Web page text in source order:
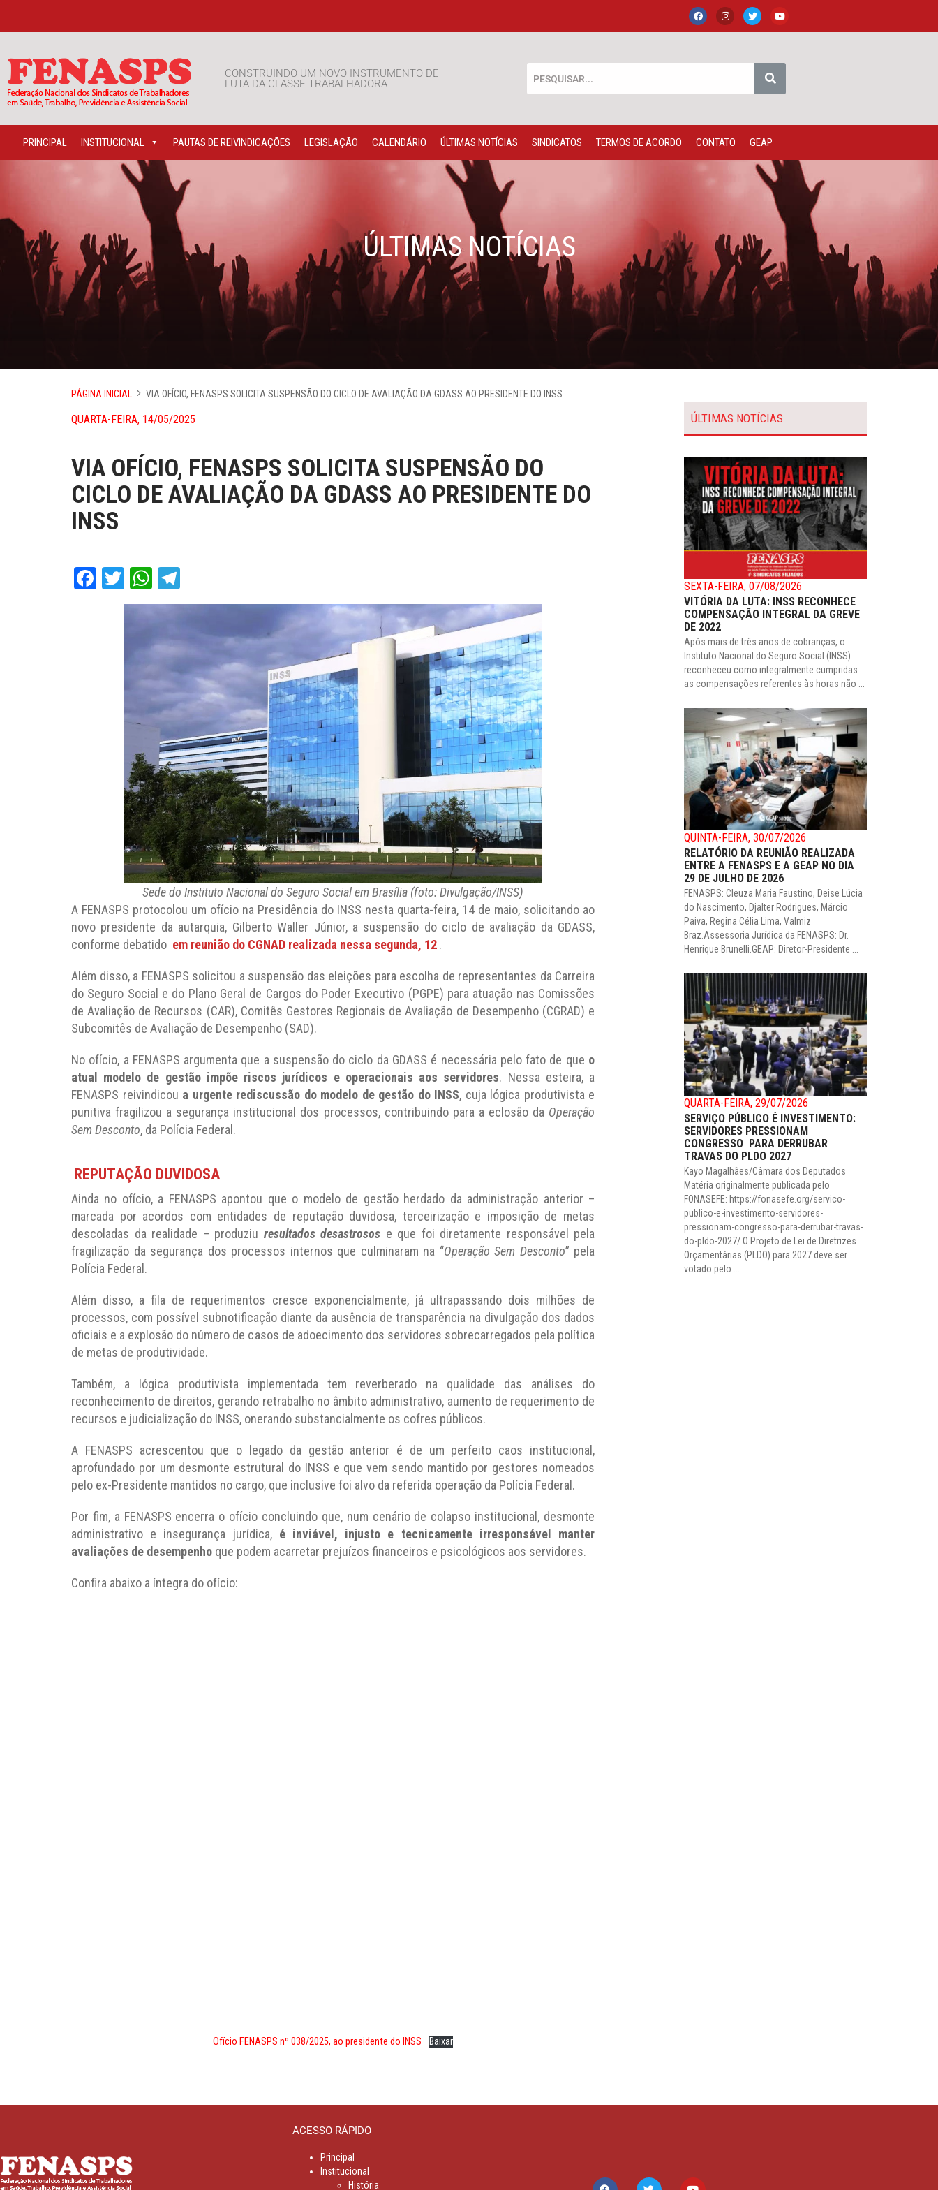
CONSTRUINDO UM NOVO INSTRUMENTO DE
LUTA DA CLASSE TRABALHADORA
PRINCIPAL INSTITUCIONAL PAUTAS DE REIVINDICAÇÕES LEGISLAÇÃO CALENDÁRIO ÚLTIMAS NOTÍCIAS SINDICATOS TERMOS DE ACORDO CONTATO GEAP
ÚLTIMAS NOTÍCIAS
PÁGINA INICIAL VIA OFÍCIO, FENASPS SOLICITA SUSPENSÃO DO CICLO DE AVALIAÇÃO DA GDASS AO PRESIDENTE DO INSS
QUARTA-FEIRA, 14/05/2025
VIA OFÍCIO, FENASPS SOLICITA SUSPENSÃO DO
CICLO DE AVALIAÇÃO DA GDASS AO PRESIDENTE DO
INSS
Facebook
TwitterWhatsApp
Sede do Instituto Nacional do Seguro Social em Brasília (foto: Divulgação/INSS)
A FENASPS protocolou um ofício na Presidência do INSS nesta quarta-feira, 14 de maio, solicitando ao
novo presidente da autarquia, Gilberto Waller Júnior, a suspensão do ciclo de avaliação da GDASS,
conforme debatido em reunião do CGNAD realizada nessa segunda, 12 .
Além disso, a FENASPS solicitou a suspensão das eleições para escolha de representantes da Carreira
do Seguro Social e do Plano Geral de Cargos do Poder Executivo (PGPE) para atuação nas Comissões
de Avaliação de Recursos (CAR), Comitês Gestores Regionais de Avaliação de Desempenho (CGRAD) e
Subcomitês de Avaliação de Desempenho (SAD).
No ofício, a FENASPS argumenta que a suspensão do ciclo da GDASS é necessária pelo fato de que o
atual modelo de gestão impõe riscos jurídicos e operacionais aos servidores. Nessa esteira, a
FENASPS reivindicou a urgente rediscussão do modelo de gestão do INSS, cuja lógica produtivista e
punitiva fragilizou a segurança institucional dos processos, contribuindo para a eclosão da Operação
Sem Desconto, da Polícia Federal.
REPUTAÇÃO DUVIDOSA
Ainda no ofício, a FENASPS apontou que o modelo de gestão herdado da administração anterior –
marcada por acordos com entidades de reputação duvidosa, terceirização e imposição de metas
descoladas da realidade – produziu resultados desastrosos e que foi diretamente responsável pela
fragilização da segurança dos processos internos que culminaram na “Operação Sem Desconto” pela
Polícia Federal.
Além disso, a fila de requerimentos cresce exponencialmente, já ultrapassando dois milhões de
processos, com possível subnotificação diante da ausência de transparência na divulgação dos dados
oficiais e a explosão do número de casos de adoecimento dos servidores sobrecarregados pela política
de metas de produtividade.
Também, a lógica produtivista implementada tem reverberado na qualidade das análises do
reconhecimento de direitos, gerando retrabalho no âmbito administrativo, aumento de requerimento de
recursos e judicialização do INSS, onerando substancialmente os cofres públicos.
A FENASPS acrescentou que o legado da gestão anterior é de um perfeito caos institucional,
aprofundado por um desmonte estrutural do INSS e que vem sendo mantido por gestores nomeados
pelo ex-Presidente mantidos no cargo, que inclusive foi alvo da referida operação da Polícia Federal.
Por fim, a FENASPS encerra o ofício concluindo que, num cenário de colapso institucional, desmonte
administrativo e insegurança jurídica, é inviável, injusto e tecnicamente irresponsável manter
avaliações de desempenho que podem acarretar prejuízos financeiros e psicológicos aos servidores.
Confira abaixo a íntegra do ofício:
Ofício FENASPS nº 038/2025, ao presidente do INSS Baixar
ÚLTIMAS NOTÍCIAS
SEXTA-FEIRA, 07/08/2026
VITÓRIA DA LUTA: INSS RECONHECE
COMPENSAÇÃO INTEGRAL DA GREVE
DE 2022
Após mais de três anos de cobranças, o
Instituto Nacional do Seguro Social (INSS)
reconheceu como integralmente cumpridas
as compensações referentes às horas não ...
QUINTA-FEIRA, 30/07/2026
RELATÓRIO DA REUNIÃO REALIZADA
ENTRE A FENASPS E A GEAP NO DIA
29 DE JULHO DE 2026
FENASPS: Cleuza Maria Faustino, Deise Lúcia
do Nascimento, Djalter Rodrigues, Márcio
Paiva, Regina Célia Lima, Valmiz
Braz.Assessoria Jurídica da FENASPS: Dr.
Henrique Brunelli.GEAP: Diretor-Presidente ...
QUARTA-FEIRA, 29/07/2026
SERVIÇO PÚBLICO É INVESTIMENTO:
SERVIDORES PRESSIONAM
CONGRESSO PARA DERRUBAR
TRAVAS DO PLDO 2027
Kayo Magalhães/Câmara dos Deputados
Matéria originalmente publicada pelo
FONASEFE: https://fonasefe.org/servico-
publico-e-investimento-servidores-
pressionam-congresso-para-derrubar-travas-
do-pldo-2027/ O Projeto de Lei de Diretrizes
Orçamentárias (PLDO) para 2027 deve ser
votado pelo ...
ACESSO RÁPIDO
Principal
Institucional
História